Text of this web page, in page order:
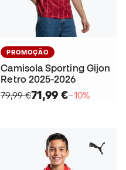
PROMOÇÃO
Camisola Sporting Gijon
Retro 2025-2026
79,99 €71,99 €−10%